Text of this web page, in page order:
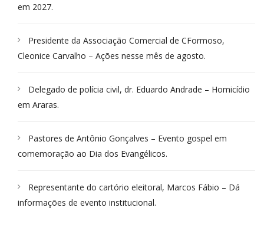
em 2027.
Presidente da Associação Comercial de CFormoso,
Cleonice Carvalho – Ações nesse mês de agosto.
Delegado de polícia civil, dr. Eduardo Andrade – Homicídio
em Araras.
Pastores de Antônio Gonçalves – Evento gospel em
comemoração ao Dia dos Evangélicos.
Representante do cartório eleitoral, Marcos Fábio – Dá
informações de evento institucional.